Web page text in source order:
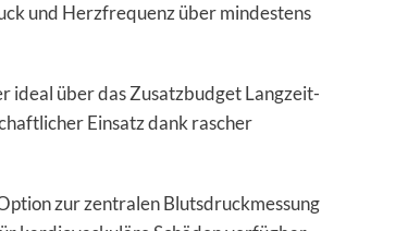
und Herzfrequenz über mindestens
ideal über das Zusatzbudget Langzeit-
Einsatz dank rascher
zur zentralen Blutsdruckmessung